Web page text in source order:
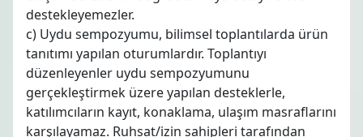
destekleyemezler.
c) Uydu sempozyumu, bilimsel toplantılarda ürün
tanıtımı yapılan oturumlardır. Toplantıyı
düzenleyenler uydu sempozyumunu
gerçekleştirmek üzere yapılan desteklerle,
katılımcıların kayıt, konaklama, ulaşım masraflarını
karşılayamaz. Ruhsat/izin sahipleri tarafından